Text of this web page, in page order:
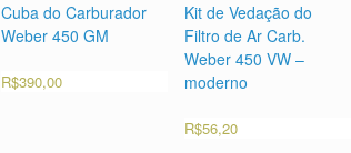
Cuba do Carburador
Weber 450 GM
R$390,00
Kit de Vedação do
Filtro de Ar Carb.
Weber 450 VW –
moderno
R$56,20